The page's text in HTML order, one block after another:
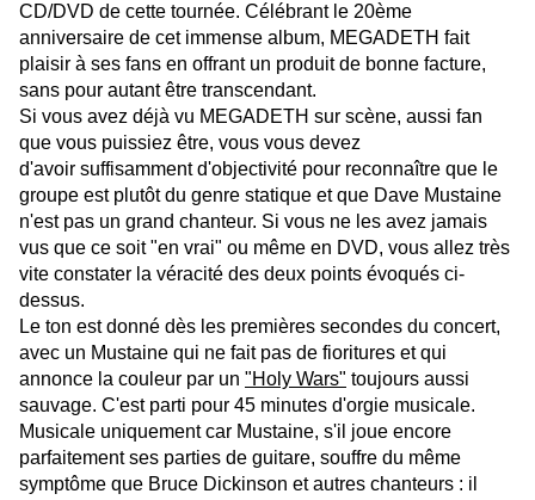
CD/DVD de cette tournée. Célébrant le 20ème
anniversaire de cet immense album, MEGADETH fait
plaisir à ses fans en offrant un produit de bonne facture,
sans pour autant être transcendant.
Si vous avez déjà vu MEGADETH sur scène, aussi fan
que vous puissiez être, vous vous devez
d'avoir suffisamment d'objectivité pour reconnaître que le
groupe est plutôt du genre statique et que Dave Mustaine
n'est pas un grand chanteur. Si vous ne les avez jamais
vus que ce soit "en vrai" ou même en DVD, vous allez très
vite constater la véracité des deux points évoqués ci-
dessus.
Le ton est donné dès les premières secondes du concert,
avec un Mustaine qui ne fait pas de fioritures et qui
annonce la couleur par un "Holy Wars" toujours aussi
sauvage. C'est parti pour 45 minutes d'orgie musicale.
Musicale uniquement car Mustaine, s'il joue encore
parfaitement ses parties de guitare, souffre du même
symptôme que Bruce Dickinson et autres chanteurs : il